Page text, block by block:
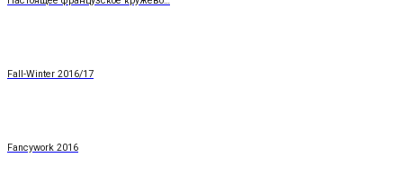
Fall-Winter 2016/17
Fancywork 2016